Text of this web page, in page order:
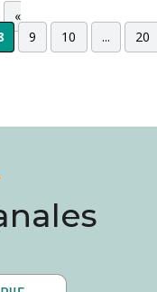
«
9 10 ...
20